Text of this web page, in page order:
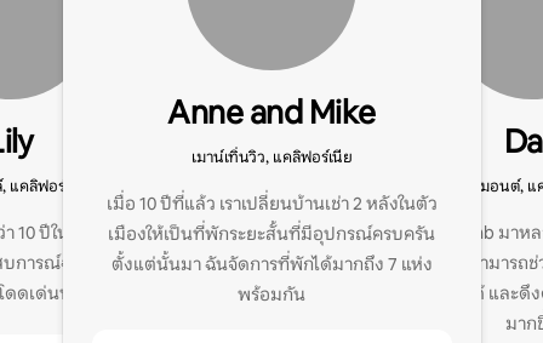
แคลิฟอร์เนีย
10 ปีในภาคที่พักและ
ารณ์ฉันเข้าใจว่าอะไร
ดเด่นทางออนไลน์!
Anne and Mike
เมาน์เทิ่นวิว, แคลิฟอร์เนีย
เมื่อ 10 ปีที่แล้ว เราเปลี่ยนบ้านเช่า 2 หลังในตัว
เมืองให้เป็นที่พักระยะสั้นที่มีอุปกรณ์ครบครัน
ตั้งแต่นั้นมา ฉันจัดการที่พักได้มากถึง 7 แห่ง
พร้อมกัน
เบลมอนต์,
ในฐานะผู้ใช้ Airbnb มาห
ที่พักดีเด่น ฉันสามารถช่
สบาย สร้างรายได้ และ
มาก